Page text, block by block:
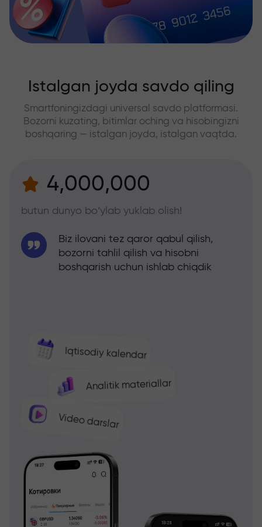
Istalgan joyda savdo qiling
Smartfoningizdagi universal savdo platformasi.
Bozorni kuzating, bitimlar oching va hisobingizni
boshqaring — istalgan joyda, istalgan vaqtda.
4,000,000
butun dunyo bo‘ylab yuklab olish!
Iqtisodiy kalendar
Analitik materiallar
Video darslar
Biz ilovani tez qaror qabul qilish,
bozorni tahlil qilish va hisobni
boshqarish uchun ishlab chiqdik